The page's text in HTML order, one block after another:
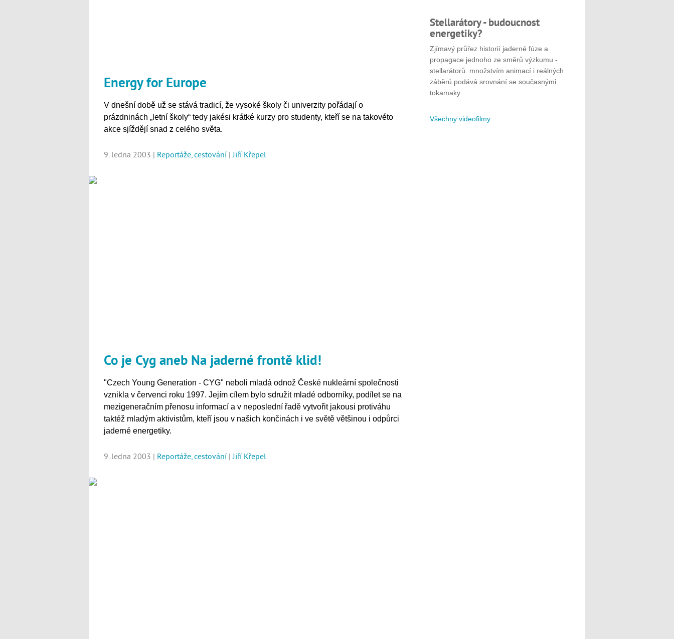
Energy for Europe
V dnešní době už se stává tradicí, že vysoké školy či univerzity pořádají o
prázdninách „letní školy“ tedy jakési krátké kurzy pro studenty, kteří se na takovéto
akce sjíždějí snad z celého světa.
9. ledna 2003 | Reportáže, cestování |Jiří Křepel
Co je Cyg aneb Na jaderné frontě klid!
"Czech Young Generation - CYG" neboli mladá odnož České nukleární společnosti
vznikla v červenci roku 1997. Jejím cílem bylo sdružit mladé odborníky, podílet se na
mezigeneračním přenosu informací a v neposlední řadě vytvořit jakousi protiváhu
taktéž mladým aktivistům, kteří jsou v našich končinách i ve světě většinou i odpůrci
jaderné energetiky.
9. ledna 2003 | Reportáže, cestování |Jiří Křepel
Stellarátory - budoucnost
energetiky?
Zjímavý průřez historií jaderné fúze a
propagace jednoho ze směrů výzkumu -
stellarátorů. množstvím animací i reálných
záběrů podává srovnání se současnými
tokamaky.
Všechny videofilmy